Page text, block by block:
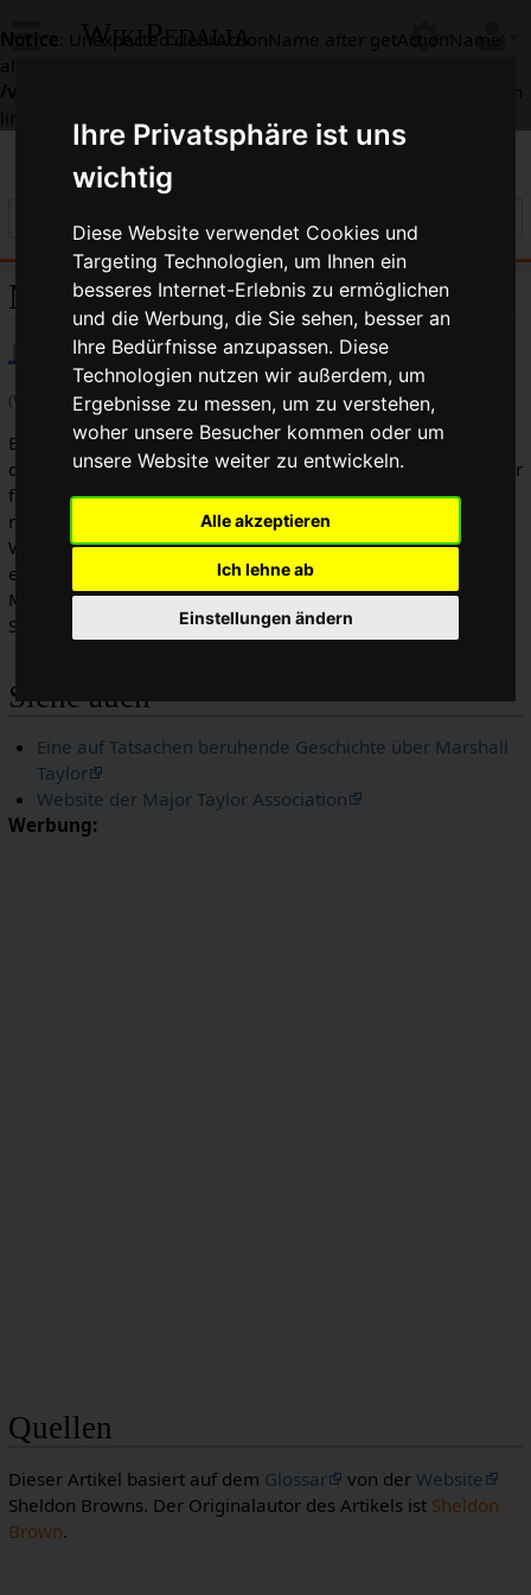
Ihre Privatsphäre ist uns
wichtig
Diese Website verwendet Cookies und
Targeting Technologien, um Ihnen ein
besseres Internet-Erlebnis zu ermöglichen
und die Werbung, die Sie sehen, besser an
Ihre Bedürfnisse anzupassen. Diese
Technologien nutzen wir außerdem, um
Ergebnisse zu messen, um zu verstehen,
woher unsere Besucher kommen oder um
unsere Website weiter zu entwickeln.
Alle akzeptieren
Ich lehne ab
Einstellungen ändern
Notice : Unexpected clearActionName after getActionName
already called in
/var/www/html/includes/context/RequestContext.php
on
line
WikiPedalia
Marshall Walter (Major) Taylor
(Weitergeleitet vonMajor Taylor)
Ende des 19. Jahrhunderts waren Fahrradrennen in den USA
die beliebteste Publikumssportart. Major Taylorwar als erster
farbiger Radsportler in der Weltspitze dabei. Er erreichte
mehrere Weltrekorde und gewann 1899 die
Weltmeisterschaft. Seine stille Würde im Angesicht von
extremen Anfeindungen und Vorurteilen, die sogar in
Mordrohungen mündeten, lassen in auch heutzutage als
Sportidol glänzen.
Siehe auch
Eine auf Tatsachen beruhende Geschichte über Marshall
Taylor
Website der Major Taylor Association
Werbung:
Quellen
Dieser Artikel basiert auf dem Glossar von der Website
Sheldon Browns. Der Originalautor des Artikels ist Sheldon
Brown.